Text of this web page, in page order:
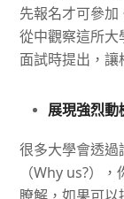
先報名才可參加
從中觀察這所
面試時提出，讓
展現強烈動
很多大學會透過
（Why us?），